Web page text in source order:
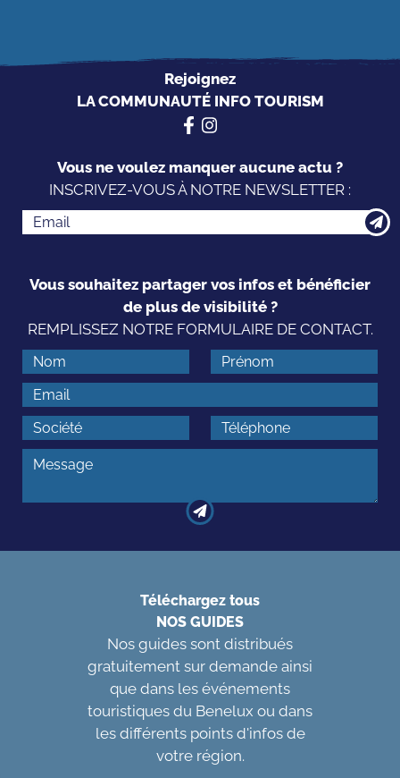
Rejoignez
LA COMMUNAUTÉ INFO TOURISM
Vous ne voulez manquer aucune actu ?
INSCRIVEZ-VOUS À NOTRE NEWSLETTER :
Vous souhaitez partager vos infos et bénéficier
de plus de visibilité ?
REMPLISSEZ NOTRE FORMULAIRE DE CONTACT.
Téléchargez tous
NOS GUIDES
Nos guides sont distribués
gratuitement sur demande ainsi
que dans les événements
touristiques du Benelux ou dans
les différents points d'infos de
votre région.